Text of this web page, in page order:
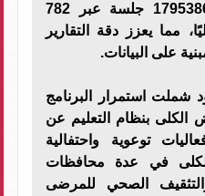
الغسيل الكلوي إجمالي 1795386 جلسة عبر 782
مما يعزز دقة التقارير
على البيانات.
شملت استمرار البرنامج
الكلى بنظام التعليم عن
توعوية واحتفالية
للكلى في عدة محافظات
الصحي للمرضى